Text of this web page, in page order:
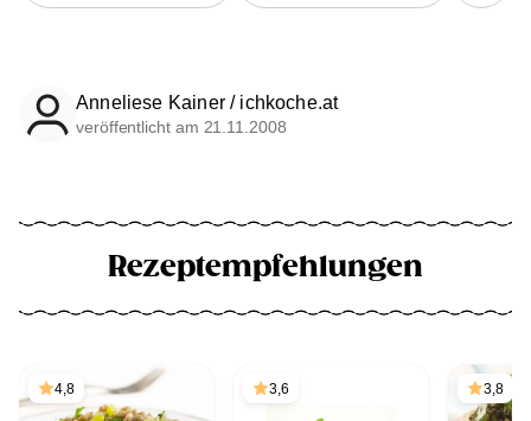
Anneliese Kainer / ichkoche.at
veröffentlicht am 21.11.2008
Rezeptempfehlungen
4,8 3,6 3,8